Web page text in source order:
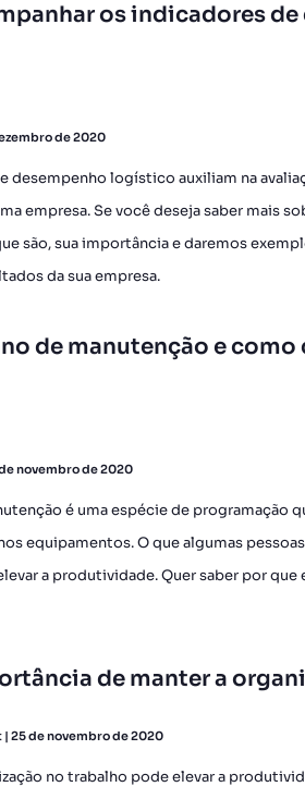
os indicadores
de 2020
desempenho logístico auxiliam na
empresa. Se você deseja saber mais
são, sua importância e daremos
da sua empresa.
de manutenção e
novembro de 2020
é uma espécie de programação
equipamentos. O que algumas
a produtividade. Quer saber por
de manter a
25 de novembro de 2020
no trabalho pode elevar a